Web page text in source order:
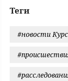
Теги
#новости